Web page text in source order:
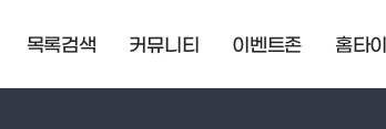
목록검색 커뮤니티 이벤트존 홈타이